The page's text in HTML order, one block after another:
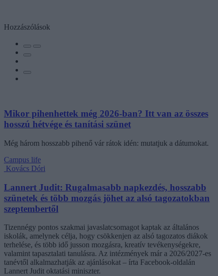
Hozzászólások
Mikor pihenhettek még 2026-ban? Itt van az összes
hosszú hétvége és tanítási szünet
Még három hosszabb pihenő vár rátok idén: mutatjuk a dátumokat.
Campus life
Kovács Dóri
Lannert Judit: Rugalmasabb napkezdés, hosszabb
szünetek és több mozgás jöhet az alsó tagozatokban
szeptembertől
Tizennégy pontos szakmai javaslatcsomagot kaptak az általános
iskolák, amelynek célja, hogy csökkenjen az alsó tagozatos diákok
terhelése, és több idő jusson mozgásra, kreatív tevékenységekre,
valamint tapasztalati tanulásra. Az intézmények már a 2026/2027-es
tanévtől alkalmazhatják az ajánlásokat – írta Facebook-oldalán
Lannert Judit oktatási miniszter.